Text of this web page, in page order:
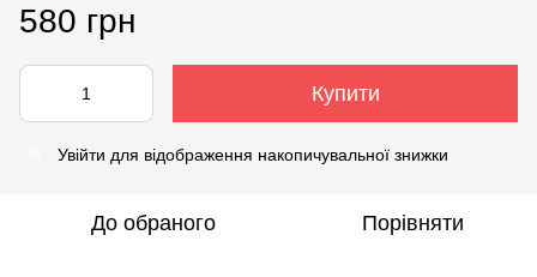
580 грн
Купити
Увійти для відображення накопичувальної знижки
До обраного Порівняти